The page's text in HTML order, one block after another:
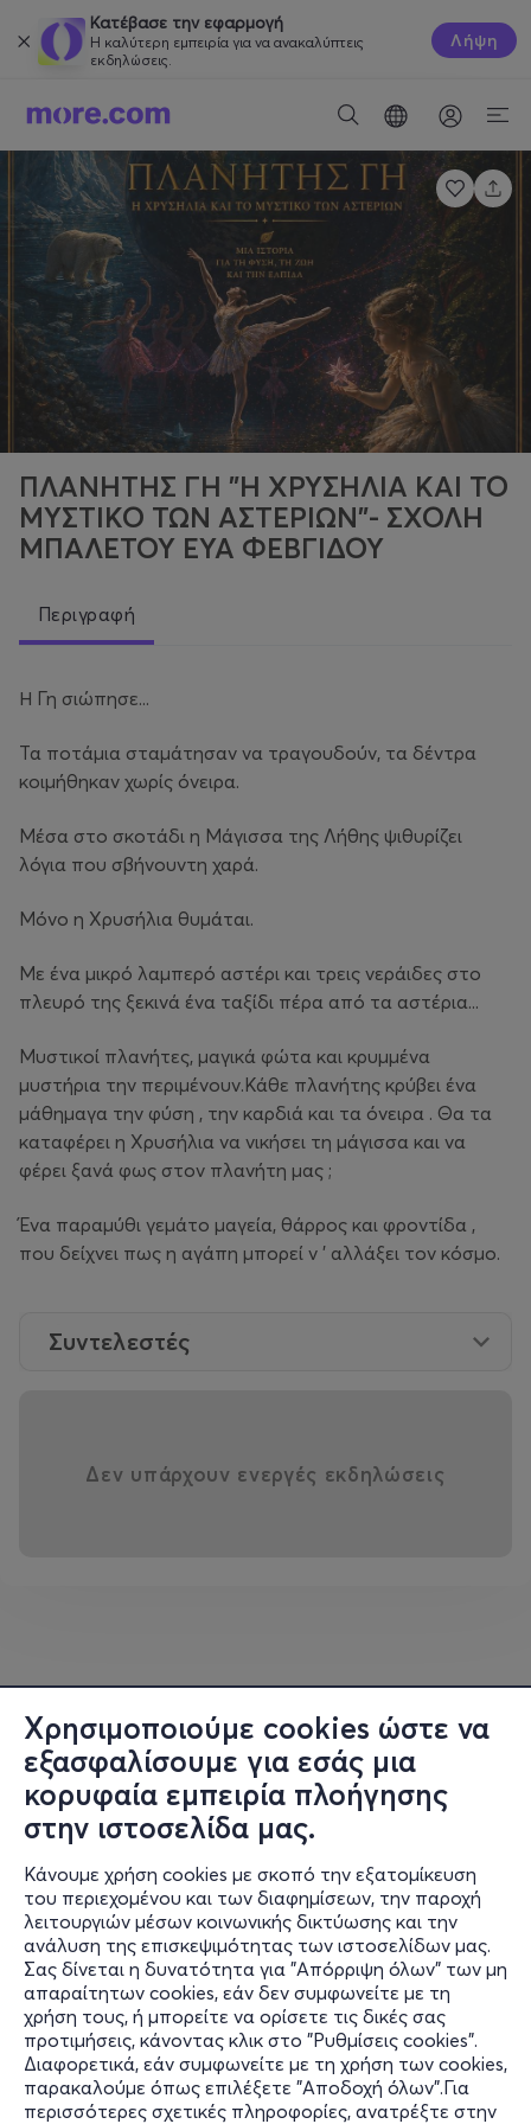
Χρησιμοποιούμε cookies ώστε να
εξασφαλίσουμε για εσάς μια
κορυφαία εμπειρία πλοήγησης
στην ιστοσελίδα μας.
Κάνουμε χρήση cookies με σκοπό την εξατομίκευση
του περιεχομένου και των διαφημίσεων, την παροχή
λειτουργιών μέσων κοινωνικής δικτύωσης και την
ανάλυση της επισκεψιμότητας των ιστοσελίδων μας.
Σας δίνεται η δυνατότητα για "Απόρριψη όλων" των μη
απαραίτητων cookies, εάν δεν συμφωνείτε με τη
χρήση τους, ή μπορείτε να ορίσετε τις δικές σας
προτιμήσεις, κάνοντας κλικ στο "Ρυθμίσεις cookies".
Διαφορετικά, εάν συμφωνείτε με τη χρήση των cookies,
παρακαλούμε όπως επιλέξετε "Αποδοχή όλων".Για
περισσότερες σχετικές πληροφορίες, ανατρέξτε στην
Κατέβασε την εφαρμογή
Η καλύτερη εμπειρία για να ανακαλύπτεις
εκδηλώσεις.
Λήψη
ΠΛΑΝΗΤΗΣ ΓΗ "Η ΧΡΥΣΗΛΙΑ ΚΑΙ ΤΟ
ΜΥΣΤΙΚΌ ΤΩΝ ΑΣΤΕΡΙΩΝ"- ΣΧΟΛΗ
ΜΠΑΛΕΤΟΥ ΕΥΑ ΦΕΒΓΙΔΟΥ
Περιγραφή
Η Γη σιώπησε...
Τα ποτάμια σταμάτησαν να τραγουδούν, τα δέντρα
κοιμήθηκαν χωρίς όνειρα.
Μέσα στο σκοτάδι η Μάγισσα της Λήθης ψιθυρίζει
λόγια που σβήνουντη χαρά.
Μόνο η Χρυσήλια θυμάται.
Με ένα μικρό λαμπερό αστέρι και τρεις νεράιδες στο
πλευρό της ξεκινά ένα ταξίδι πέρα από τα αστέρια...
Μυστικοί πλανήτες, μαγικά φώτα και κρυμμένα
μυστήρια την περιμένουν.Κάθε πλανήτης κρύβει ένα
μάθημαγα την φύση , την καρδιά και τα όνειρα . Θα τα
καταφέρει η Χρυσήλια να νικήσει τη μάγισσα και να
φέρει ξανά φως στον πλανήτη μας ;
Ένα παραμύθι γεμάτο μαγεία, θάρρος και φροντίδα ,
που δείχνει πως η αγάπη μπορεί ν ' αλλάξει τον κόσμο.
Συντελεστές
Δεν υπάρχουν ενεργές εκδηλώσεις
Πληροφορίες
Υποστήριξη
Stay Connected